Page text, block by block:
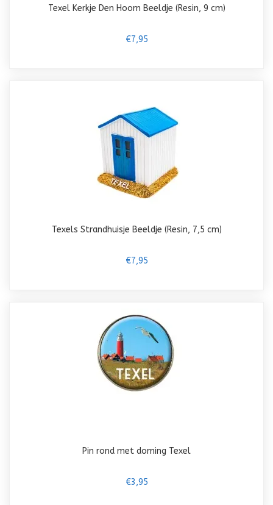
Texel Kerkje Den Hoorn Beeldje (Resin, 9 cm)
€7,95
Texels Strandhuisje Beeldje (Resin, 7,5 cm)
€7,95
Pin rond met doming Texel
€3,95